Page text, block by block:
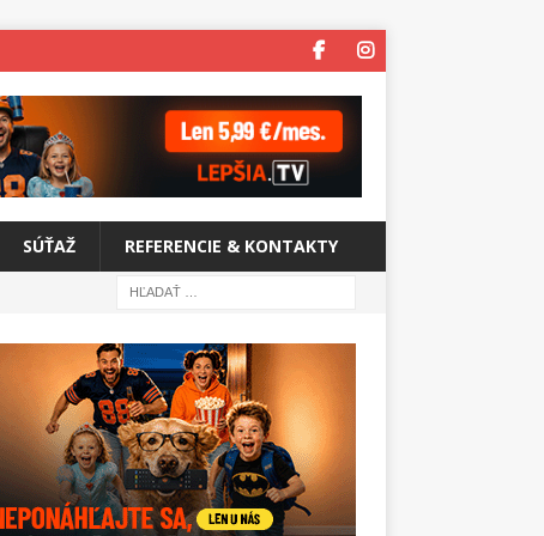
SÚŤAŽ REFERENCIE & KONTAKTY